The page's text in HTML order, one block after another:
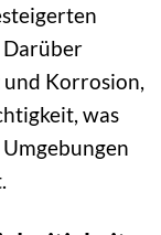
Darüber
und Korrosion,
was